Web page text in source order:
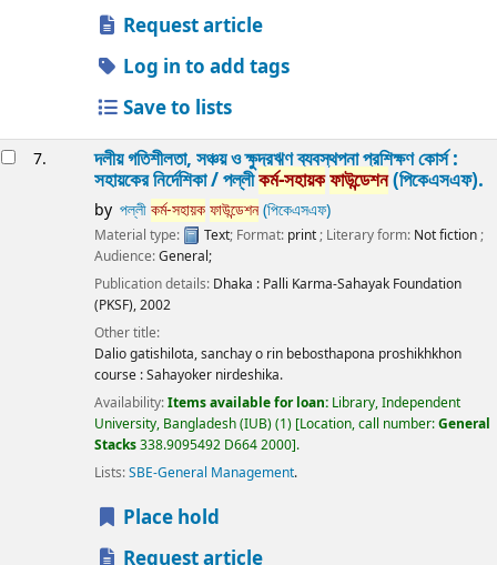
Request article
Log in to add tags
Save to lists
7. দলীয় গতিশীলতা, সঞ্চয় ও ক্ষুদ্রঋণ ব্যবস্থপনা প্রশিক্ষণ কোর্স :
সহায়কের নির্দেশিকা /পল্লীকর্ম-সহায়কফাউন্ডেশন(পিকেএসএফ).
by পল্লীকর্ম-সহায়কফাউন্ডেশন(পিকেএসএফ)
Material type: Text; Format: print; Literary form: Not fiction;
Audience:General;
Publication details: Dhaka : Palli Karma-Sahayak Foundation
(PKSF),2002
Other title:
Dalio gatishilota, sanchay o rin bebosthapona proshikhkhon
course : Sahayoker nirdeshika.
Availability:Items available for loan: Library, Independent
University, Bangladesh (IUB)(1) Location, call number:General
Stacks338.9095492 D664 2000 .
Lists:SBE-General Management.
Place hold
Request article